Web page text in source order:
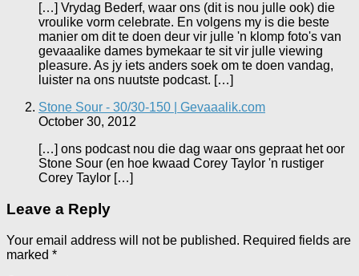
[…] Vrydag Bederf, waar ons (dit is nou julle ook) die
vroulike vorm celebrate. En volgens my is die beste
manier om dit te doen deur vir julle 'n klomp foto's van
gevaaalike dames bymekaar te sit vir julle viewing
pleasure. As jy iets anders soek om te doen vandag,
luister na ons nuutste podcast. […]
Stone Sour - 30/30-150 | Gevaaalik.com
October 30, 2012
[…] ons podcast nou die dag waar ons gepraat het oor
Stone Sour (en hoe kwaad Corey Taylor 'n rustiger
Corey Taylor […]
Leave a Reply
Your email address will not be published. Required fields are
marked *